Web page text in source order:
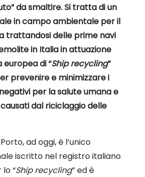
da smaltire. Si tratta di un
in campo ambientale per il
trattandosi delle prime navi
in Italia in attuazione
di “Ship recycling”
prevenire e minimizzare i
per la salute umana e
dal riciclaggio delle
ad oggi, è l’unico
iscritto nel registro italiano
“Ship recycling” ed è